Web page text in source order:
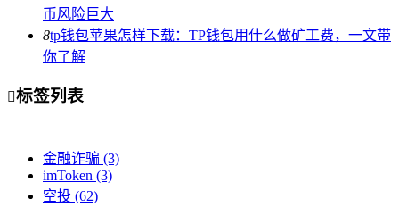
币风险巨大
8tp钱包苹果怎样下载：TP钱包用什么做矿工费，一文带
你了解
标签列表
金融诈骗 (3)
imToken (3)
空投 (62)